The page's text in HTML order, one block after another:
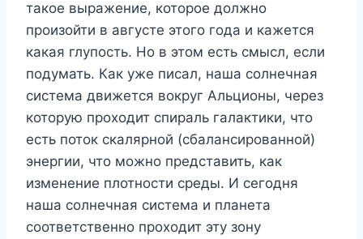
такое выражение, которое должно
произойти в августе этого года и кажется
какая глупость. Но в этом есть смысл, если
подумать. Как уже писал, наша солнечная
система движется вокруг Альционы, через
которую проходит спираль галактики, что
есть поток скалярной (сбалансированной)
энергии, что можно представить, как
изменение плотности среды. И сегодня
наша солнечная система и планета
соответственно проходит эту зону